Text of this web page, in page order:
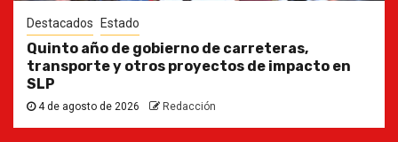
Destacados Estado
Quinto año de gobierno de carreteras,
transporte y otros proyectos de impacto en
SLP
4 de agosto de 2026 Redacción